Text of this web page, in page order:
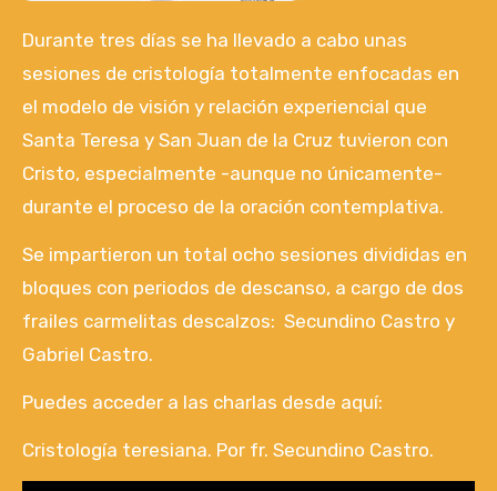
Durante tres días se ha llevado a cabo unas
sesiones de cristología totalmente enfocadas en
el modelo de visión y relación experiencial que
Santa Teresa y San Juan de la Cruz tuvieron con
Cristo, especialmente -aunque no únicamente-
durante el proceso de la oración contemplativa.
Se impartieron un total ocho sesiones divididas en
bloques con periodos de descanso, a cargo de dos
frailes carmelitas descalzos: Secundino Castro y
Gabriel Castro.
Puedes acceder a las charlas desde aquí:
Cristología teresiana. Por fr. Secundino Castro.